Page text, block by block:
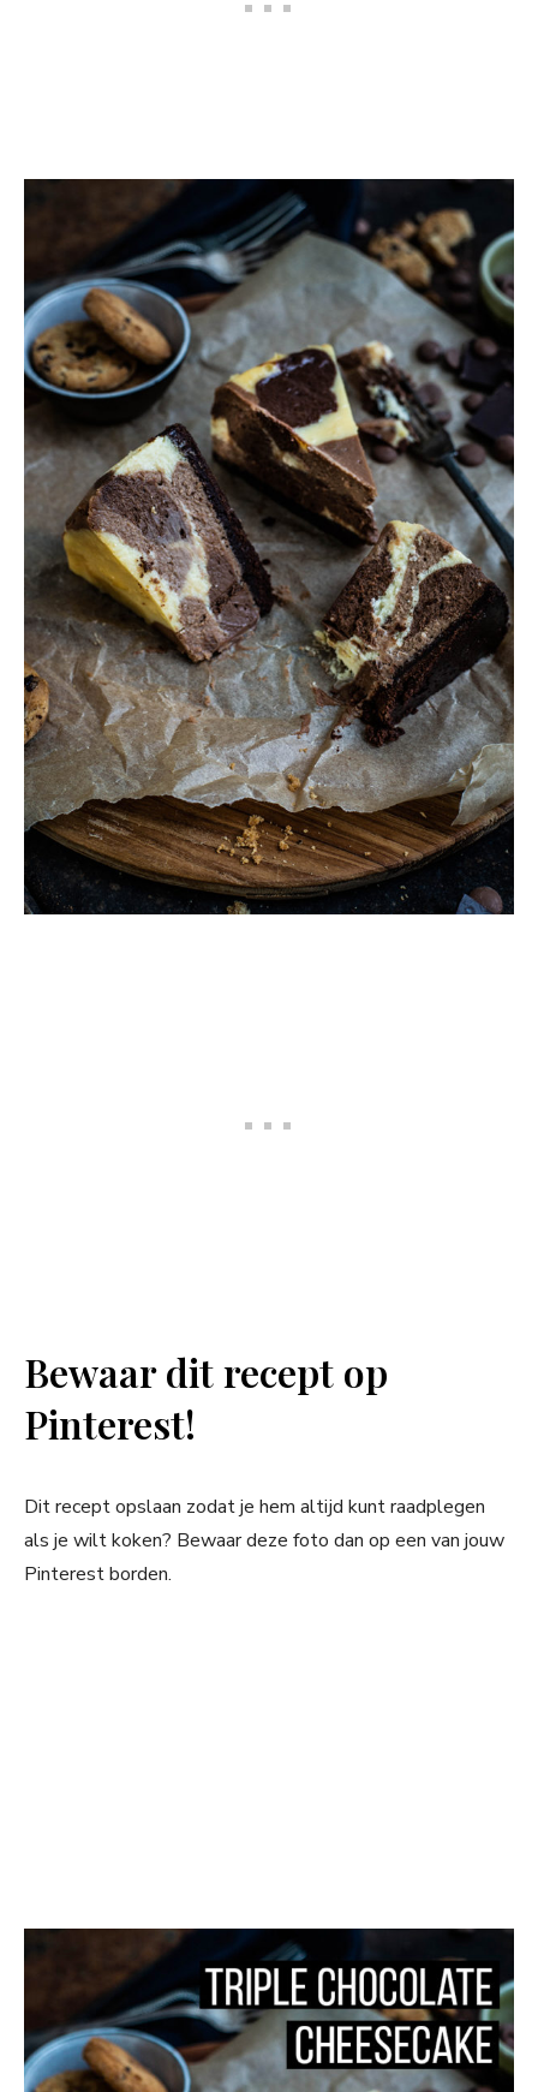
Bewaar dit recept op
Pinterest!
Dit recept opslaan zodat je hem altijd kunt raadplegen
als je wilt koken? Bewaar deze foto dan op een van jouw
Pinterest borden.